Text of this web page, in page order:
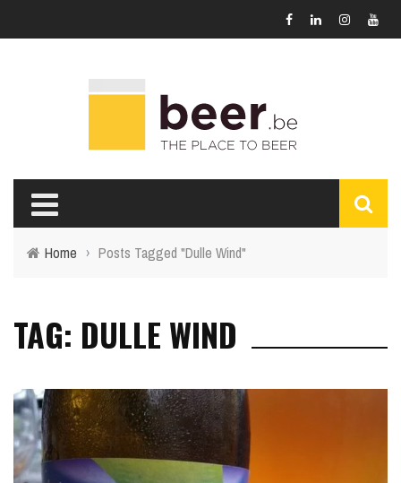
Home › Posts Tagged "Dulle Wind"
TAG: DULLE WIND